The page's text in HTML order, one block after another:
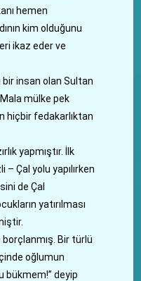
hemen
kim olduğunu
ikaz eder ve
insan olan Sultan
mülke pek
hiçbir fedakarlıktan
yapmıştır. İlk
– Çal yolu yapılırken
de Çal
yatırılması
Bir türlü
oğlumun
bükmem!” deyip